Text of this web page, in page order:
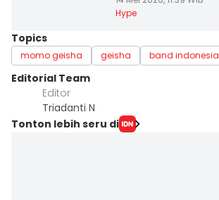
Hype
Topics
momo geisha geisha band indonesia
Editorial Team
Editor
Triadanti N
Tonton lebih seru di